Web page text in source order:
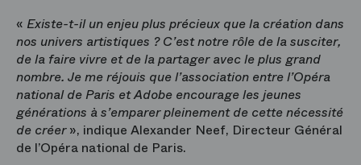
« Existe-t-il un enjeu plus précieux que la création dans
nos univers artistiques ? C’est notre rôle de la susciter,
de la faire vivre et de la partager avec le plus grand
nombre. Je me réjouis que l’association entre l’Opéra
national de Paris et Adobe encourage les jeunes
générations à s’emparer pleinement de cette nécessité
de créer», indique Alexander Neef, Directeur Général
de l’Opéra national de Paris.